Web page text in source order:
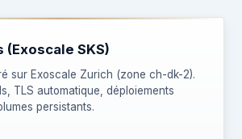
SKS)
sur Exoscale Zurich (zone ch-dk-2).
TLS automatique, déploiements
persistants.